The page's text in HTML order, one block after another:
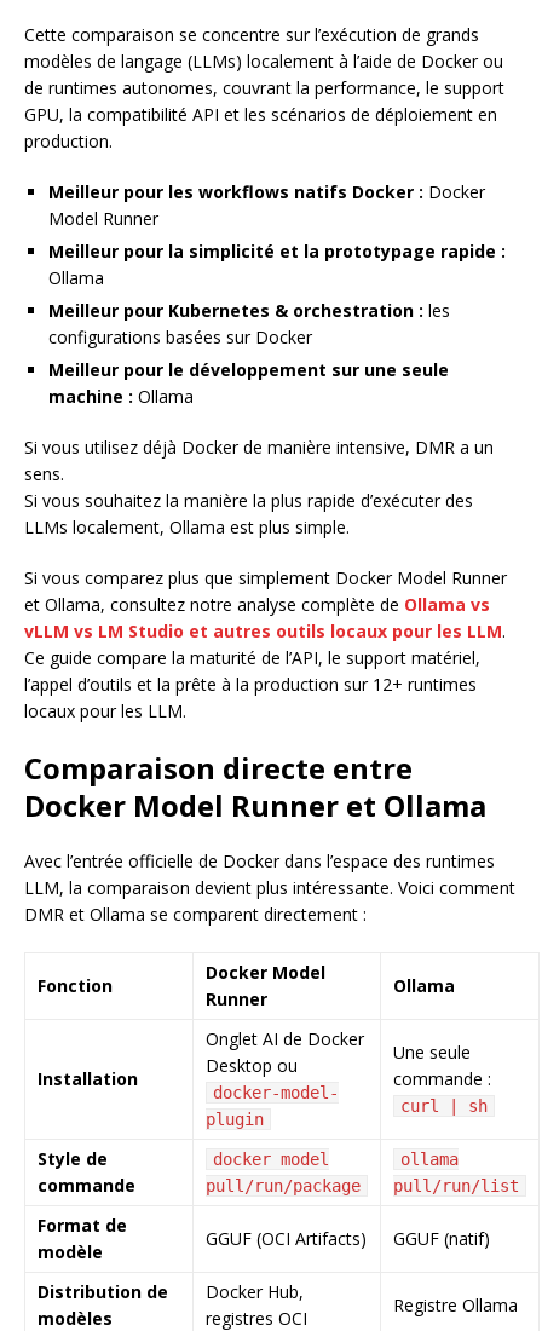
Cette comparaison se concentre sur l’exécution de grands
modèles de langage (LLMs) localement à l’aide de Docker ou
de runtimes autonomes, couvrant la performance, le support
GPU, la compatibilité API et les scénarios de déploiement en
production.
Meilleur pour les workflows natifs Docker : Docker
Model Runner
Meilleur pour la simplicité et la prototypage rapide :
Ollama
Meilleur pour Kubernetes & orchestration : les
configurations basées sur Docker
Meilleur pour le développement sur une seule
machine : Ollama
Si vous utilisez déjà Docker de manière intensive, DMR a un
sens.
Si vous souhaitez la manière la plus rapide d’exécuter des
LLMs localement, Ollama est plus simple.
Si vous comparez plus que simplement Docker Model Runner
et Ollama, consultez notre analyse complète de Ollama vs
vLLM vs LM Studio et autres outils locaux pour les LLM.
Ce guide compare la maturité de l’API, le support matériel,
l’appel d’outils et la prête à la production sur 12+ runtimes
locaux pour les LLM.
Comparaison directe entre
Docker Model Runner et Ollama
Avec l’entrée officielle de Docker dans l’espace des runtimes
LLM, la comparaison devient plus intéressante. Voici comment
DMR et Ollama se comparent directement :
Fonction
Docker Model
Runner
Ollama
Installation
Onglet AI de Docker
Desktop ou
docker-model-
plugin
Une seule
commande :
curl | sh
Style de
commande
docker model
pull/run/package
ollama
pull/run/list
Format de
modèle
GGUF (OCI Artifacts) GGUF (natif)
Distribution de
modèles
Docker Hub,
registres OCI
Registre Ollama